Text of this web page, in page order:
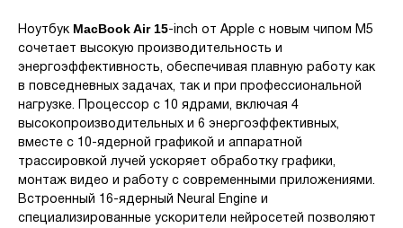
Ноутбук MacBook Air 15-inch от Apple с новым чипом M5
сочетает высокую производительность и
энергоэффективность, обеспечивая плавную работу как
в повседневных задачах, так и при профессиональной
нагрузке. Процессор с 10 ядрами, включая 4
высокопроизводительных и 6 энергоэффективных,
вместе с 10-ядерной графикой и аппаратной
трассировкой лучей ускоряет обработку графики,
монтаж видео и работу с современными приложениями.
Встроенный 16-ядерный Neural Engine и
специализированные ускорители нейросетей позволяют